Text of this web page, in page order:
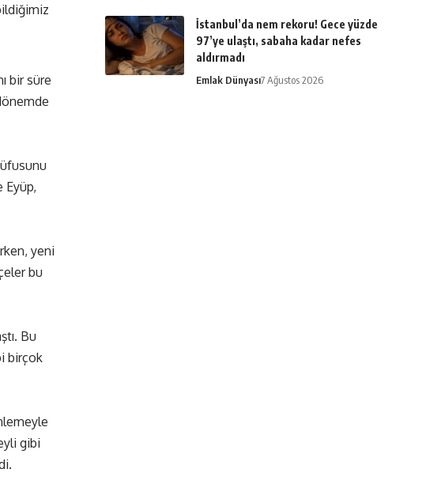
bir süre
Eyüp,
yeni
bu
Bu
birçok
gibi
İstanbul’da nem rekoru! Gece yüzde
97’ye ulaştı, sabaha kadar nefes
aldırmadı
Emlak Dünyası7 Ağustos 2026